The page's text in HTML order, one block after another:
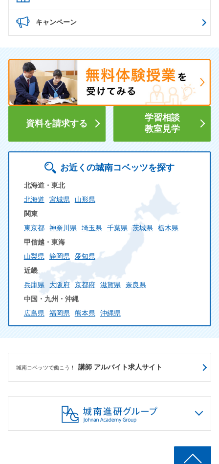
キャンペーン
資料を請求する
学習相談
教室見学
お近くの城南コベッツを探す
北海道・東北
北海道
宮城県
山形県
関東
東京都
神奈川県 埼玉県 千葉県 茨城県
栃木県
甲信越・東海
山梨県
静岡県
愛知県
近畿
兵庫県
大阪府 京都府 滋賀県
奈良県
中国・九州・沖縄
広島県
福岡県 熊本県 沖縄県
城南コベッツで働こう！ 講師 アルバイト求人サイト